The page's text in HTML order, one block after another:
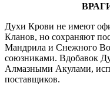
Духи Крови не имеют
Кланов, но сохраняют
Мандрила и Снежного
союзниками. Вдобавок
Алмазными Акулами,
поставщиков.